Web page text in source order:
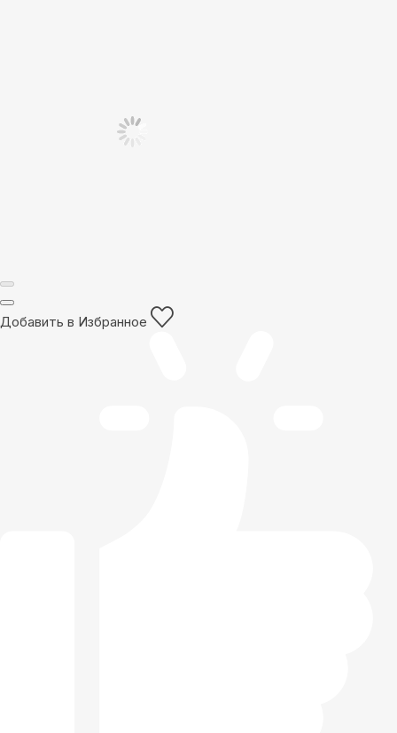
Добавить в Избранное